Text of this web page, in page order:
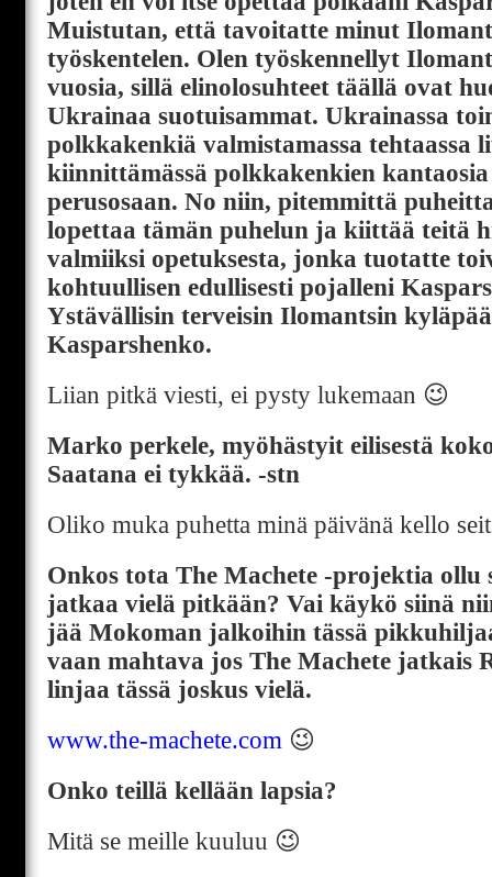
Muistutan, että tavoitatte minut
työskentelen. Olen työskennellyt
vuosia, sillä elinolosuhteet täällä ovat
Ukrainaa suotuisammat. Ukrainassa
polkkakenkiä valmistamassa tehtaassa
kiinnittämässä polkkakenkien
perusosaan. No niin, pitemmittä
lopettaa tämän puhelun ja kiittää teitä
valmiiksi opetuksesta, jonka tuotatte
kohtuullisen edullisesti pojalleni
Ystävällisin terveisin Ilomantsin
Kasparshenko.
Liian pitkä viesti, ei pysty lukemaan 😉
Marko perkele, myöhästyit eilisestä
Saatana ei tykkää. -stn
Oliko muka puhetta minä päivänä kello
Onkos tota The Machete -projektia ollu
jatkaa vielä pitkään? Vai käykö siinä
jää Mokoman jalkoihin tässä
vaan mahtava jos The Machete jatkais
linjaa tässä joskus vielä.
www.the-machete.com 😉
Onko teillä kellään lapsia?
Mitä se meille kuuluu 😉